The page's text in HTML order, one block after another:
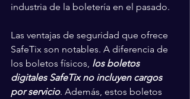
industria de la boletería en el pasado.
Las ventajas de seguridad que ofrece
SafeTix son notables. A diferencia de
los boletos físicos, los boletos
digitales SafeTix no incluyen cargos
por servicio. Además, estos boletos